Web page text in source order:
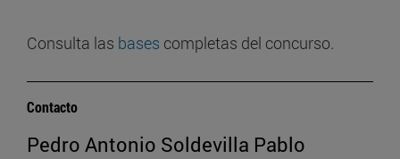
Consulta las bases completas del concurso.
Contacto
Pedro Antonio Soldevilla Pablo